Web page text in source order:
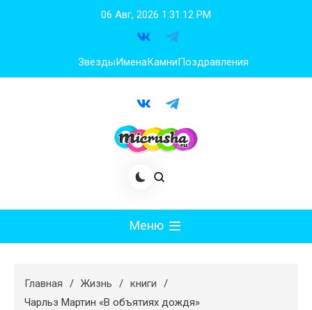
06 Авг, 2026 1:31:13 PM
ЗвездыИменаКамниПоздравления
Меню
Худеем
Главная Жизнь
книги
Чарльз Мартин «В объятиях дождя»